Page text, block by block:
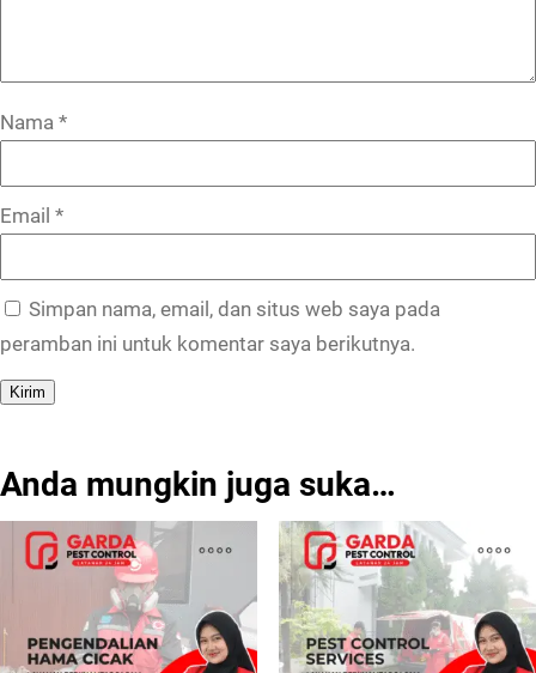
Nama *
Email *
Simpan nama, email, dan situs web saya pada
peramban ini untuk komentar saya berikutnya.
Anda mungkin juga suka…